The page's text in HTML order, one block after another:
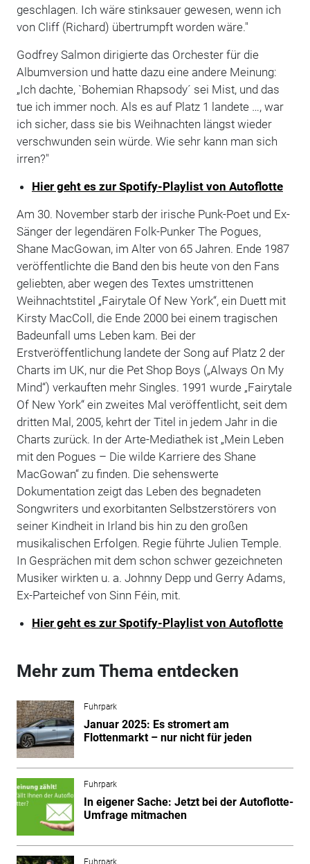
geschlagen. Ich wäre stinksauer gewesen, wenn ich
von Cliff (Richard) übertrumpft worden wäre."
Godfrey Salmon dirigierte das Orchester für die
Albumversion und hatte dazu eine andere Meinung:
„Ich dachte, `Bohemian Rhapsody´ sei Mist, und das
tue ich immer noch. Als es auf Platz 1 landete …, war
ich sicher, dass sie bis Weihnachten längst wieder
verschwunden sein würde. Wie sehr kann man sich
irren?"
Hier geht es zur Spotify-Playlist von Autoflotte
Am 30. November starb der irische Punk-Poet und Ex-
Sänger der legendären Folk-Punker The Pogues,
Shane MacGowan, im Alter von 65 Jahren. Ende 1987
veröffentlichte die Band den bis heute von den Fans
geliebten, aber wegen des Textes umstrittenen
Weihnachtstitel „Fairytale Of New York“, ein Duett mit
Kirsty MacColl, die Ende 2000 bei einem tragischen
Badeunfall ums Leben kam. Bei der
Erstveröffentlichung landete der Song auf Platz 2 der
Charts im UK, nur die Pet Shop Boys („Always On My
Mind“) verkauften mehr Singles. 1991 wurde „Fairytale
Of New York“ ein zweites Mal veröffentlicht, seit dem
dritten Mal, 2005, kehrt der Titel in jedem Jahr in die
Charts zurück. In der Arte-Mediathek ist „Mein Leben
mit den Pogues – Die wilde Karriere des Shane
MacGowan“ zu finden. Die sehenswerte
Dokumentation zeigt das Leben des begnadeten
Songwriters und exorbitanten Selbstzerstörers von
seiner Kindheit in Irland bis hin zu den großen
musikalischen Erfolgen. Regie führte Julien Temple.
In Gesprächen mit dem schon schwer gezeichneten
Musiker wirkten u. a. Johnny Depp und Gerry Adams,
Ex-Parteichef von Sinn Féin, mit.
Hier geht es zur Spotify-Playlist von Autoflotte
Mehr zum Thema entdecken
Fuhrpark
Januar 2025: Es stromert am
Flottenmarkt – nur nicht für jeden
Fuhrpark
In eigener Sache: Jetzt bei der Autoflotte-
Umfrage mitmachen
Fuhrpark